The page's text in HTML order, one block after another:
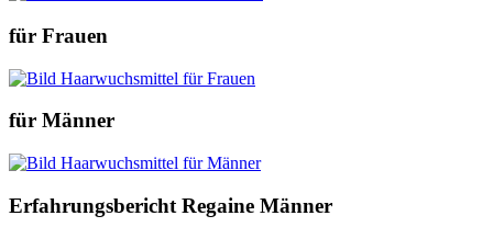
für Frauen
für Männer
Erfahrungsbericht Regaine Männer